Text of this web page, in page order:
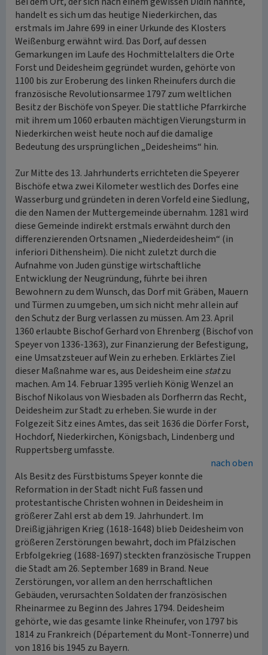
handelt es sich um das heutige Niederkirchen, das
erstmals im Jahre 699 in einer Urkunde des Klosters
Weißenburg erwähnt wird. Das Dorf, auf dessen
Gemarkungen im Laufe des Hochmittelalters die Orte
Forst und Deidesheim gegründet wurden, gehörte von
1100 bis zur Eroberung des linken Rheinufers durch die
französische Revolutionsarmee 1797 zum weltlichen
Besitz der Bischöfe von Speyer. Die stattliche Pfarrkirche
mit ihrem um 1060 erbauten mächtigen Vierungsturm in
Niederkirchen weist heute noch auf die damalige
Bedeutung des ursprünglichen „Deidesheims“ hin.
Zur Mitte des 13. Jahrhunderts errichteten die Speyerer
Bischöfe etwa zwei Kilometer westlich des Dorfes eine
Wasserburg und gründeten in deren Vorfeld eine Siedlung,
die den Namen der Muttergemeinde übernahm. 1281 wird
diese Gemeinde indirekt erstmals erwähnt durch den
differenzierenden Ortsnamen „Niederdeidesheim“ (in
inferiori Dithensheim). Die nicht zuletzt durch die
Aufnahme von Juden günstige wirtschaftliche
Entwicklung der Neugründung, führte bei ihren
Bewohnern zu dem Wunsch, das Dorf mit Gräben, Mauern
und Türmen zu umgeben, um sich nicht mehr allein auf
den Schutz der Burg verlassen zu müssen. Am 23. April
1360 erlaubte Bischof Gerhard von Ehrenberg (Bischof von
Speyer von 1336-1363), zur Finanzierung der Befestigung,
eine Umsatzsteuer auf Wein zu erheben. Erklärtes Ziel
dieser Maßnahme war es, aus Deidesheim eine statzu
machen. Am 14. Februar 1395 verlieh König Wenzel an
Bischof Nikolaus von Wiesbaden als Dorfherrn das Recht,
Deidesheim zur Stadt zu erheben. Sie wurde in der
Folgezeit Sitz eines Amtes, das seit 1636 die Dörfer Forst,
Hochdorf, Niederkirchen, Königsbach, Lindenberg und
Ruppertsberg umfasste.
nach oben
Als Besitz des Fürstbistums Speyer konnte die
Reformation in der Stadt nicht Fuß fassen und
protestantische Christen wohnen in Deidesheim in
größerer Zahl erst ab dem 19. Jahrhundert. Im
Dreißigjährigen Krieg (1618-1648) blieb Deidesheim von
größeren Zerstörungen bewahrt, doch im Pfälzischen
Erbfolgekrieg (1688-1697) steckten französische Truppen
die Stadt am 26. September 1689 in Brand. Neue
Zerstörungen, vor allem an den herrschaftlichen
Gebäuden, verursachten Soldaten der französischen
Rheinarmee zu Beginn des Jahres 1794. Deidesheim
gehörte, wie das gesamte linke Rheinufer, von 1797 bis
1814 zu Frankreich (Département du Mont-Tonnerre) und
von 1816 bis 1945 zu Bayern.